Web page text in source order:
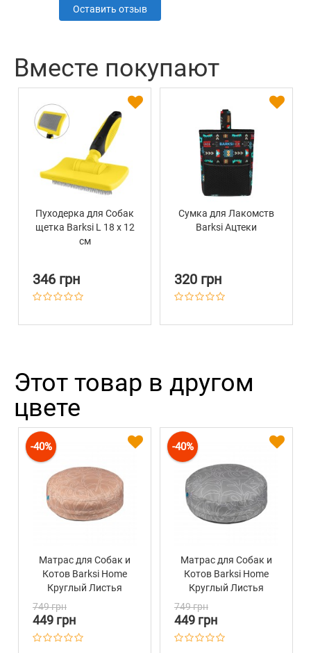
Оставить отзыв
Вместе покупают
Пуходерка для Собак
щетка Barksi L 18 х 12
см
346 грн
Сумка для Лакомств
Barksi Ацтеки
320 грн
Этот товар в другом
цвете
-40%
Матрас для Собак и
Котов Barksi Home
Круглый Листья
749 грн
449 грн
-40%
Матрас для Собак и
Котов Barksi Home
Круглый Листья
749 грн
449 грн